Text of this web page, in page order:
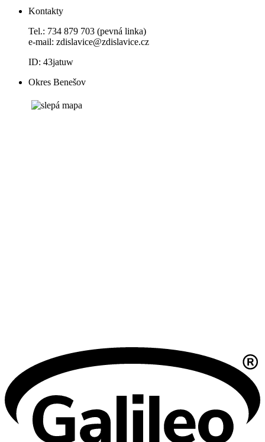
Kontakty
Tel.: 734 879 703 (pevná linka)
e-mail: zdislavice@zdislavice.cz
ID: 43jatuw
Okres Benešov